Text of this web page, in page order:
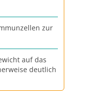
zur
auf das
deutlich